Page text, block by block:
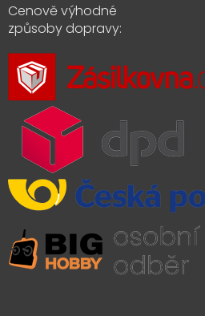
Cenově výhodné
způsoby dopravy: